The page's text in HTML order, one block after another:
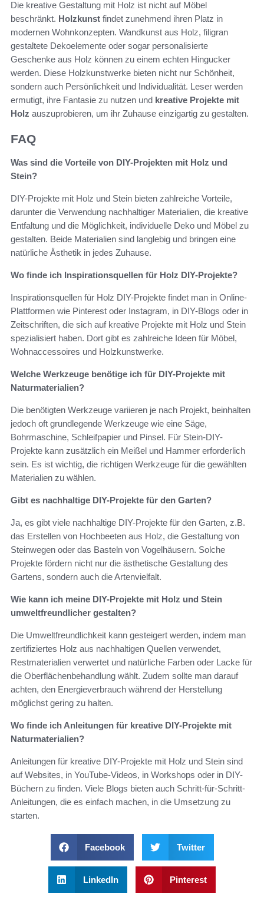
Die kreative Gestaltung mit Holz ist nicht auf Möbel
beschränkt. Holzkunst findet zunehmend ihren Platz in
modernen Wohnkonzepten. Wandkunst aus Holz, filigran
gestaltete Dekoelemente oder sogar personalisierte
Geschenke aus Holz können zu einem echten Hingucker
werden. Diese Holzkunstwerke bieten nicht nur Schönheit,
sondern auch Persönlichkeit und Individualität. Leser werden
ermutigt, ihre Fantasie zu nutzen und kreative Projekte mit
Holz auszuprobieren, um ihr Zuhause einzigartig zu gestalten.
FAQ
Was sind die Vorteile von DIY-Projekten mit Holz und
Stein?
DIY-Projekte mit Holz und Stein bieten zahlreiche Vorteile,
darunter die Verwendung nachhaltiger Materialien, die kreative
Entfaltung und die Möglichkeit, individuelle Deko und Möbel zu
gestalten. Beide Materialien sind langlebig und bringen eine
natürliche Ästhetik in jedes Zuhause.
Wo finde ich Inspirationsquellen für Holz DIY-Projekte?
Inspirationsquellen für Holz DIY-Projekte findet man in Online-
Plattformen wie Pinterest oder Instagram, in DIY-Blogs oder in
Zeitschriften, die sich auf kreative Projekte mit Holz und Stein
spezialisiert haben. Dort gibt es zahlreiche Ideen für Möbel,
Wohnaccessoires und Holzkunstwerke.
Welche Werkzeuge benötige ich für DIY-Projekte mit
Naturmaterialien?
Die benötigten Werkzeuge variieren je nach Projekt, beinhalten
jedoch oft grundlegende Werkzeuge wie eine Säge,
Bohrmaschine, Schleifpapier und Pinsel. Für Stein-DIY-
Projekte kann zusätzlich ein Meißel und Hammer erforderlich
sein. Es ist wichtig, die richtigen Werkzeuge für die gewählten
Materialien zu wählen.
Gibt es nachhaltige DIY-Projekte für den Garten?
Ja, es gibt viele nachhaltige DIY-Projekte für den Garten, z.B.
das Erstellen von Hochbeeten aus Holz, die Gestaltung von
Steinwegen oder das Basteln von Vogelhäusern. Solche
Projekte fördern nicht nur die ästhetische Gestaltung des
Gartens, sondern auch die Artenvielfalt.
Wie kann ich meine DIY-Projekte mit Holz und Stein
umweltfreundlicher gestalten?
Die Umweltfreundlichkeit kann gesteigert werden, indem man
zertifiziertes Holz aus nachhaltigen Quellen verwendet,
Restmaterialien verwertet und natürliche Farben oder Lacke für
die Oberflächenbehandlung wählt. Zudem sollte man darauf
achten, den Energieverbrauch während der Herstellung
möglichst gering zu halten.
Wo finde ich Anleitungen für kreative DIY-Projekte mit
Naturmaterialien?
Anleitungen für kreative DIY-Projekte mit Holz und Stein sind
auf Websites, in YouTube-Videos, in Workshops oder in DIY-
Büchern zu finden. Viele Blogs bieten auch Schritt-für-Schritt-
Anleitungen, die es einfach machen, in die Umsetzung zu
starten.
Facebook Twitter
LinkedIn Pinterest